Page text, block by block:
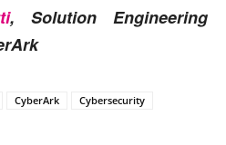
, Solution Engineering
CyberArk
Cybersecurity